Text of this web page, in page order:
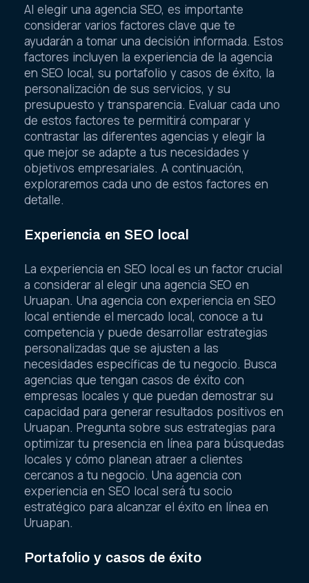
Al elegir una agencia SEO, es importante
considerar varios factores clave que te
ayudarán a tomar una decisión informada. Estos
factores incluyen la experiencia de la agencia
en SEO local, su portafolio y casos de éxito, la
personalización de sus servicios, y su
presupuesto y transparencia. Evaluar cada uno
de estos factores te permitirá comparar y
contrastar las diferentes agencias y elegir la
que mejor se adapte a tus necesidades y
objetivos empresariales. A continuación,
exploraremos cada uno de estos factores en
detalle.
Experiencia en SEO local
La experiencia en SEO local es un factor crucial
a considerar al elegir una agencia SEO en
Uruapan. Una agencia con experiencia en SEO
local entiende el mercado local, conoce a tu
competencia y puede desarrollar estrategias
personalizadas que se ajusten a las
necesidades específicas de tu negocio. Busca
agencias que tengan casos de éxito con
empresas locales y que puedan demostrar su
capacidad para generar resultados positivos en
Uruapan. Pregunta sobre sus estrategias para
optimizar tu presencia en línea para búsquedas
locales y cómo planean atraer a clientes
cercanos a tu negocio. Una agencia con
experiencia en SEO local será tu socio
estratégico para alcanzar el éxito en línea en
Uruapan.
Portafolio y casos de éxito